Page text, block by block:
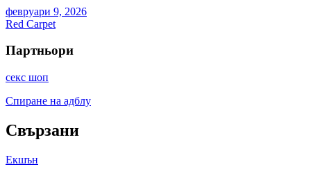
февруари 9, 2026
Red Carpet
Партньори
секс шоп
Спиране на адблу
Свързани
Екшън